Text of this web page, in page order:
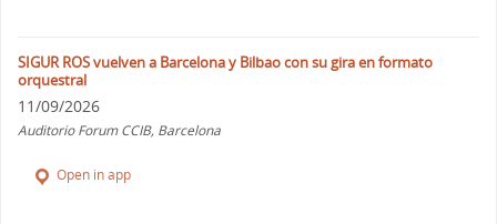
SIGUR ROS vuelven a Barcelona y Bilbao con su gira en formato
orquestral
11/09/2026
Auditorio Forum CCIB, Barcelona
Open in app